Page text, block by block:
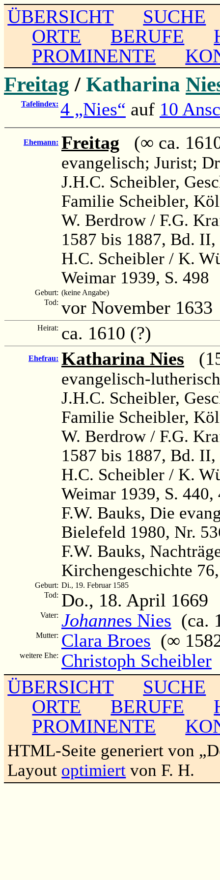
ÜBERSICHT
SUCHE
ORTE
BERUFE
PROMINENTE
Freitag / Katharina
Tafelindex: 4 „Nies“ auf 10
Ehemann: Freitag (∞ ca.
evangelisch; Jurist;
J.H.C. Scheibler,
Familie Scheibler,
W. Berdrow / F.G.
1587 bis 1887, Bd.
H.C. Scheibler / K.
Weimar 1939, S. 498
Geburt: (keine Angabe)
Tod: vor November 1633
Heirat: ca. 1610 (?)
Ehefrau: Katharina Nies
evangelisch-lutherisch
J.H.C. Scheibler,
Familie Scheibler,
W. Berdrow / F.G.
1587 bis 1887, Bd.
H.C. Scheibler / K.
Weimar 1939, S. 440,
F.W. Bauks, Die
Bielefeld 1980, Nr.
F.W. Bauks,
Kirchengeschichte
Geburt: Di., 19. Februar 1585
Tod: Do., 18. April 1669
Vater: Johannes Nies (ca.
Mutter: Clara Broes (∞
weitere Ehe: Christoph Scheibler
ÜBERSICHT
SUCHE
ORTE
BERUFE
PROMINENTE
HTML-Seite generiert von
Layout optimiert von F. H.